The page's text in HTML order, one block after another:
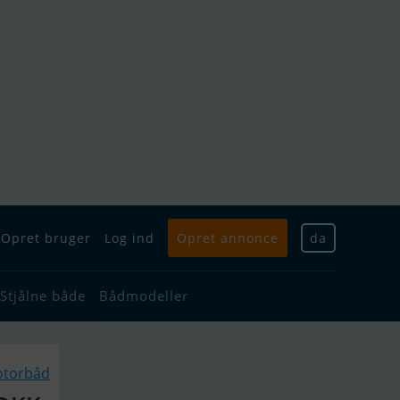
Opret bruger Log ind Opret annonce da
Stjålne både Bådmodeller